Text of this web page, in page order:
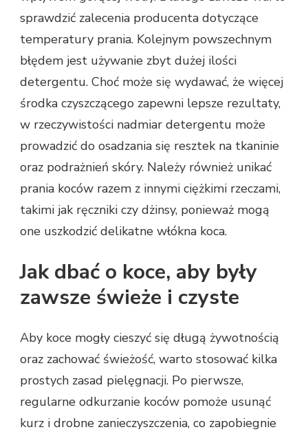
sprawdzić zalecenia producenta dotyczące
temperatury prania. Kolejnym powszechnym
błędem jest używanie zbyt dużej ilości
detergentu. Choć może się wydawać, że więcej
środka czyszczącego zapewni lepsze rezultaty,
w rzeczywistości nadmiar detergentu może
prowadzić do osadzania się resztek na tkaninie
oraz podrażnień skóry. Należy również unikać
prania koców razem z innymi ciężkimi rzeczami,
takimi jak ręczniki czy dżinsy, ponieważ mogą
one uszkodzić delikatne włókna koca.
Jak dbać o koce, aby były
zawsze świeże i czyste
Aby koce mogły cieszyć się długą żywotnością
oraz zachować świeżość, warto stosować kilka
prostych zasad pielęgnacji. Po pierwsze,
regularne odkurzanie koców pomoże usunąć
kurz i drobne zanieczyszczenia, co zapobiegnie